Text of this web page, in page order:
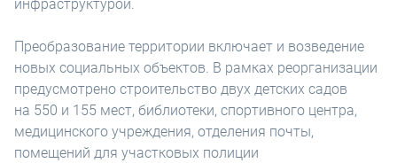
Преобразование территории включает и возведение
новых социальных объектов. В рамках реорганизации
предусмотрено строительство двух детских садов
на 550 и 155 мест, библиотеки, спортивного центра,
медицинского учреждения, отделения почты,
помещений для участковых полиции